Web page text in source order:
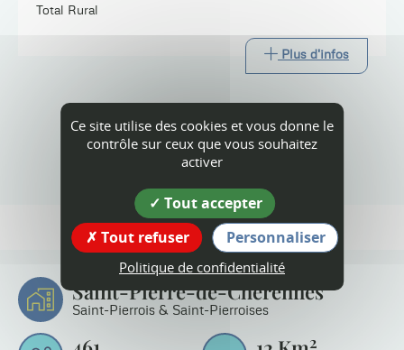
Total Rural
Plus d'infos
Tout l'agenda
Saint-Pierre-de-Chérennes
Saint-Pierrois & Saint-Pierroises
2
Ce site utilise des cookies et vous donne le
contrôle sur ceux que vous souhaitez
activer
Tout accepter
Tout refuser
Personnaliser
Politique de confidentialité